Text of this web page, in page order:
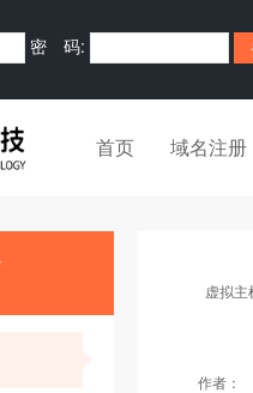
密 码:
首页 域名注册
虚拟主
作者：